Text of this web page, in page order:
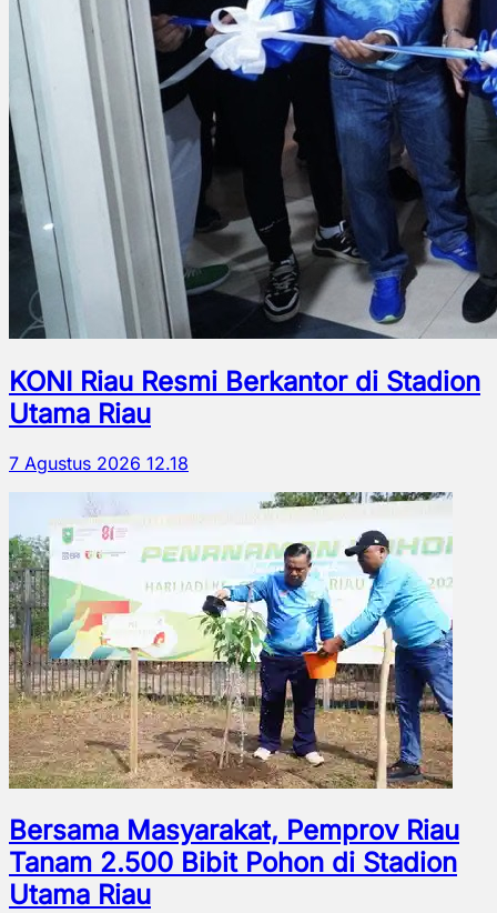
KONI Riau Resmi Berkantor di Stadion
Utama Riau
7 Agustus 2026 12.18
Bersama Masyarakat, Pemprov Riau
Tanam 2.500 Bibit Pohon di Stadion
Utama Riau